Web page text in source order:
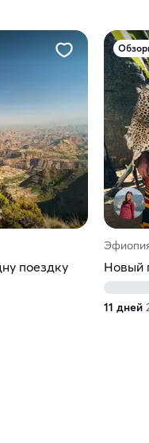
поездку Новый
11 дней